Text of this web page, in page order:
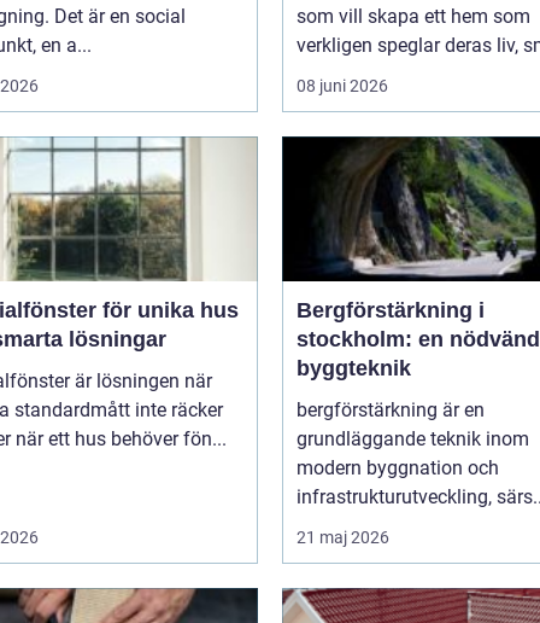
Det är en social
en a...
som vill skapa ett hem som
verkligen speglar deras liv,
08 juni 2026
för unika hus
lösningar
är lösningen när
standardmått inte räcker
när ett hus behöver fön...
Bergförstärkning i
stockholm: en
byggteknik
bergförstärkning är en
grundläggande teknik inom
modern byggnation och
infrastrukturutveckling,
21 maj 2026